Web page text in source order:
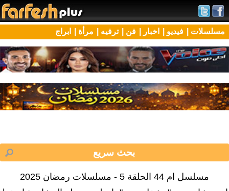
مسلسلات | فيديو | اخبار | فن | ترفيه | مرأة | ابراج
مسلسل ام 44 الحلقة 5 - مسلسلات رمضان 2025